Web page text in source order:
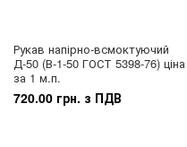
Рукав напірно-всмоктуючий
Д-50 (В-1-50 ГОСТ 5398-76) ціна
за 1 м.п.
720.00 грн. з ПДВ